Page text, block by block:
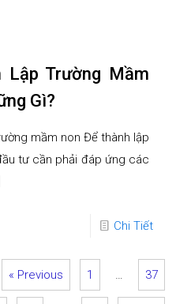
Lập Trường Mầm
Gì?
mầm non Để thành lập
tư cần phải đáp ứng các
Chi Tiết
« Previous 1 … 37